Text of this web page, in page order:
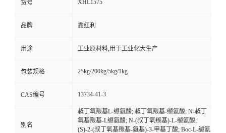
货号 XHL1575
品牌 鑫红利
用途 工业原材料,用于工业化大生产
包装规格 25kg/200kg/5kg/1kg
CAS编号 13734-41-3
别名
叔丁氧羰基L-缬氨酸; 叔丁氧羰基-缬氨酸; N-叔丁
氧基羰基-L缬氨酸; N-(叔丁氧羰基)-L-缬氨酸;
(S)-2-(叔丁氧基羰基-氨基)-3-甲基丁酸; Boc-L-缬氨